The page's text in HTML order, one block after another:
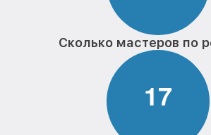
Сколько мастеров по
17